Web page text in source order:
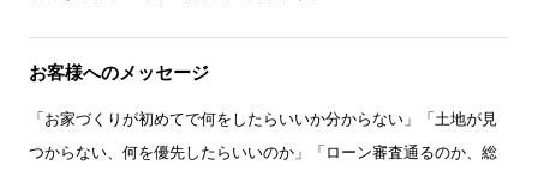
お客様へのメッセージ
「お家づくりが初めてで何をしたらいいか分からない」「土地が見
つからない、何を優先したらいいのか」「ローン審査通るのか、総